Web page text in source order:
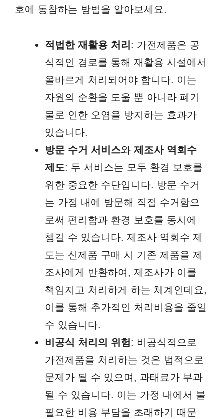
호에 동참하는 방법을 알아보세요.
적법한 재활용 처리: 가전제품은 공
식적인 경로를 통해 재활용 시설에서
올바르게 처리되어야 합니다. 이는
자원의 순환을 도울 뿐 아니라 폐기
물로 인한 오염을 방지하는 효과가
있습니다.
방문 수거 서비스와 제조사 역회수
제도: 두 서비스는 모두 환경 보호를
위한 중요한 수단입니다. 방문 수거
는 가정 내에 방문해 직접 수거함으
로써 편리함과 환경 보호를 동시에
챙길 수 있습니다. 제조사 역회수 제
도는 신제품 구매 시 기존 제품을 제
조사에게 반환하여, 제조사가 이를
책임지고 처리하게 하는 체계인데요,
이를 통해 추가적인 처리비용을 줄일
수 있습니다.
비공식 처리의 위험: 비공식적으로
가전제품을 처리하는 것은 법적으로
문제가 될 수 있으며, 과태료가 부과
될 수 있습니다. 이는 가정 내에서 불
필요한 비용 부담을 초래하기 때문